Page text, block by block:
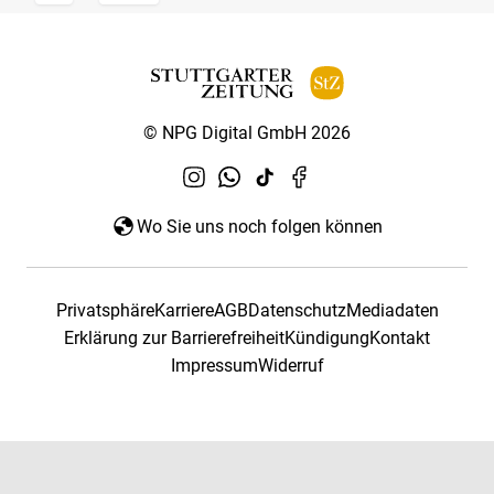
© NPG Digital GmbH 2026
Wo Sie uns noch folgen können
PrivatsphäreKarriereAGBDatenschutzMediadaten
Erklärung zur BarrierefreiheitKündigungKontakt
ImpressumWiderruf